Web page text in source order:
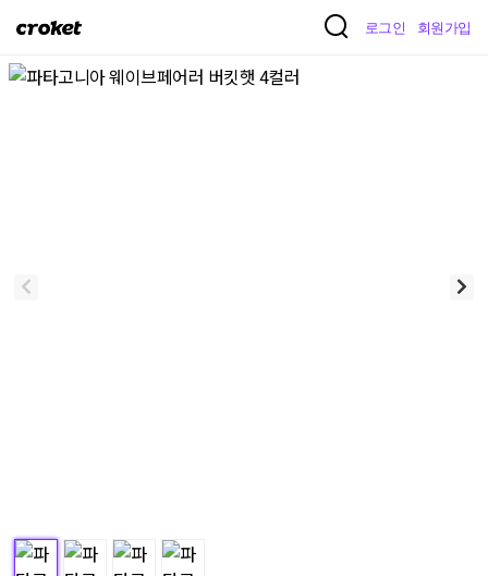
크
켓
로그인 회원가입